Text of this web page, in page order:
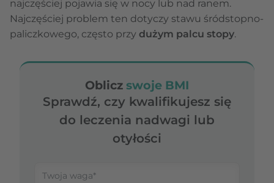
najczęściej pojawia się w nocy lub nad ranem.
Najczęściej problem ten dotyczy stawu śródstopno-
paliczkowego, często przy dużym palcu stopy.
Oblicz swoje BMI
Sprawdź, czy kwalifikujesz się
do leczenia nadwagi lub
otyłości